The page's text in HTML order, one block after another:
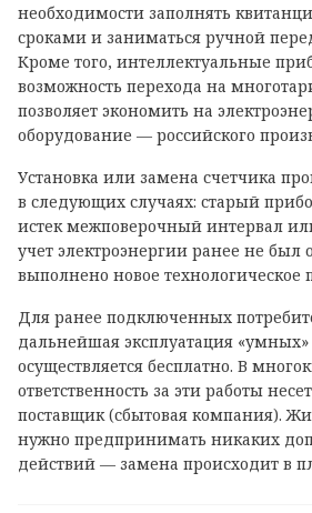
необходимости заполнять
сроками и заниматься ручной
Кроме того, интеллектуальные
возможность перехода на
позволяет экономить на
оборудование — российского
Установка или замена счетчика
в следующих случаях: старый
истек межповерочный интервал
учет электроэнергии ранее не был
выполнено новое технологическое
Для ранее подключенных
дальнейшая эксплуатация «умных»
осуществляется бесплатно. В
ответственность за эти работы
поставщик (сбытовая компания).
нужно предпринимать никаких
действий — замена происходит в